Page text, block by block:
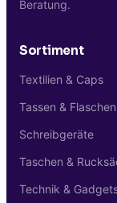
Beratung.
Sortiment
Textilien & Caps
Tassen & Flaschen
Schreibgeräte
Taschen &
Technik &